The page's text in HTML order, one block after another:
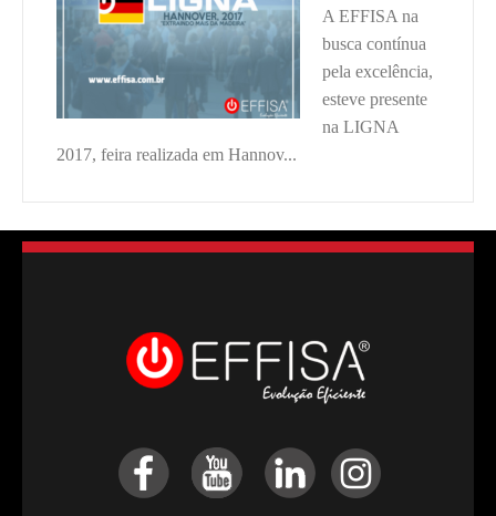
A EFFISA na
busca contínua
pela excelência,
esteve presente
na LIGNA
2017, feira realizada em Hannov...